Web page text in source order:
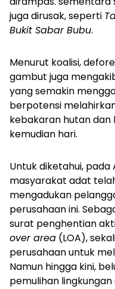
juga dirusak, seperti
Bukit Sabar Bubu.
Menurut koalisi,
gambut juga
yang semakin
berpotensi
kebakaran hutan dan
kemudian hari.
Untuk diketahui,
masyarakat adat
mengadukan
perusahaan ini.
surat penghentian
over area (LOA),
perusahaan untuk
Namun hingga kini,
pemulihan lingkungan